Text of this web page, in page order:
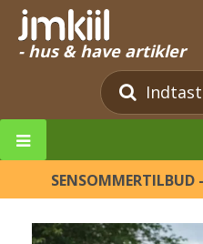
- hus & have artikler